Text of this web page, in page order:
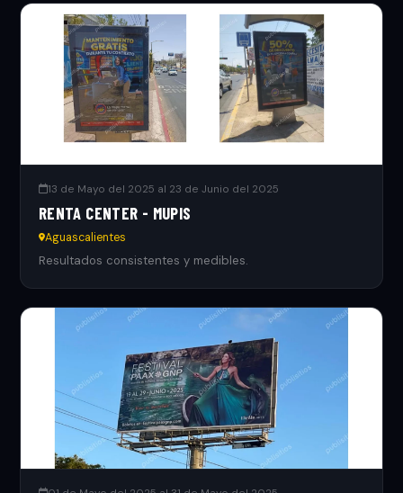
13 de Mayo del 2025 al 23 de Junio del 2025
RENTA CENTER - MUPIS
Aguascalientes
Resultados consistentes y medibles.